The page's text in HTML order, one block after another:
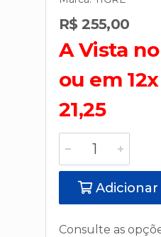
R$ 255,00
A Vista
ou em
21,25
Consulte as